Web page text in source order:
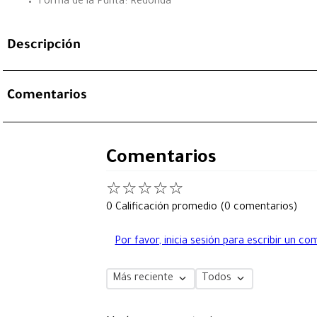
Forma de la Punta: Redonda
Descripción
Comentarios
Comentarios
☆☆☆☆☆
0 Calificación promedio (0 comentarios)
Por favor, inicia sesión para escribir un
Más reciente Todos